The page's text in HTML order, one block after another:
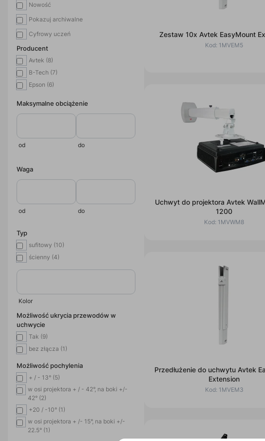
Nowość
Pokazuj archiwalne
Cyfrowy uczeń
Producent
Avtek (8)
B-Tech (7)
Epson (6)
Maksymalne obciążenie
od do
Waga
od do
Typ
sufitowy (10)
ścienny (4)
Kolor
Możliwość ukrycia przewodów w
uchwycie
Tak (9)
bez złącza (1)
Możliwość pochylenia
+ / - 13° (5)
w osi projektora + / - 42°, na boki +/-
42° (2)
+20 / -10° (1)
w osi projektora + /- 15°, na boki +/-
22.5° (1)
Zestaw 10x Avtek EasyMount
Kod: 1MVEM5
Uchwyt do projektora Avtek
1200
Kod: 1MVWM8
Przedłużenie do uchwytu Avtek
Extension
Kod: 1MVEM3